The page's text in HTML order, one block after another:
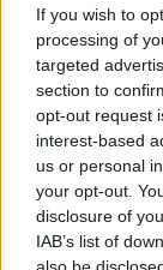
If you wish to
processing of
targeted
section to
opt-out request
interest-based
us or personal
your opt-out.
disclosure of
IAB’s list of
Nemusí to byť
levanduľa! 7
krások, ktoré
vašu záhradu